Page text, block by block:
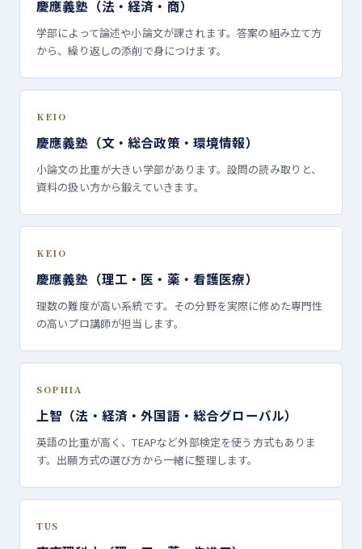
慶應義塾（法・経済・商）
学部によって論述や小論文が課されます。答案の組み立て方
から、繰り返しの添削で身につけます。
KEIO
慶應義塾（文・総合政策・環境情報）
小論文の比重が大きい学部があります。設問の読み取りと、
資料の扱い方から鍛えていきます。
KEIO
慶應義塾（理工・医・薬・看護医療）
理数の難度が高い系統です。その分野を実際に修めた専門性
の高いプロ講師が担当します。
SOPHIA
上智（法・経済・外国語・総合グローバル）
英語の比重が高く、TEAPなど外部検定を使う方式もありま
す。出願方式の選び方から一緒に整理します。
TUS